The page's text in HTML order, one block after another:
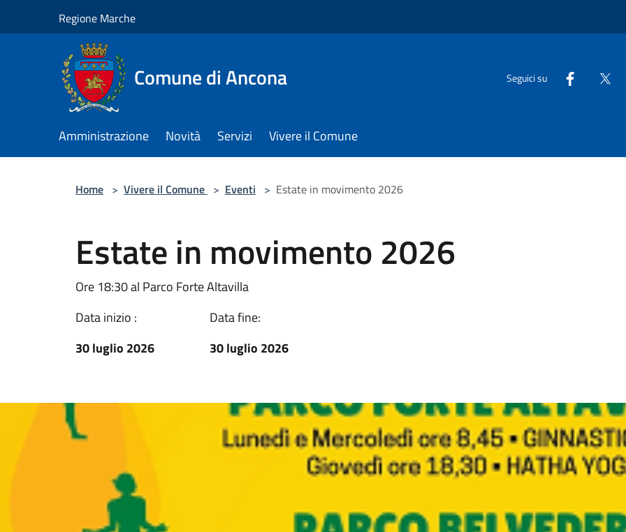
Regione Marche
Comune di Ancona Seguici su
Amministrazione Novità Servizi Vivere il Comune
Home > Vivere il Comune > Eventi > Estate in movimento 2026
Estate in movimento 2026
Ore 18:30 al Parco Forte Altavilla
Data inizio :
30 luglio 2026
Data fine:
30 luglio 2026